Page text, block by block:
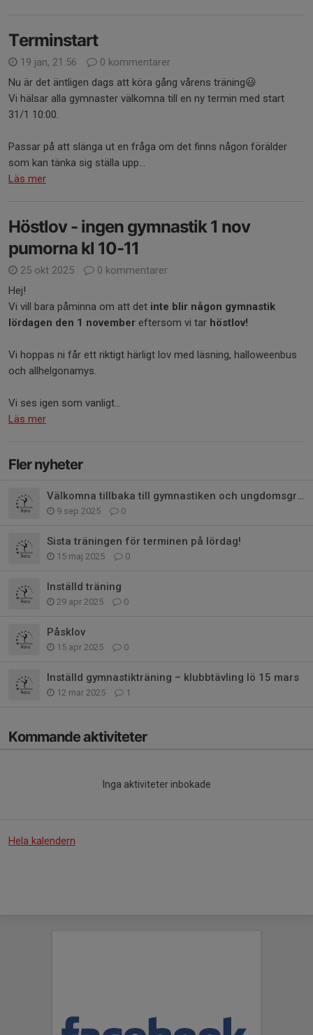
Terminstart
19 jan, 21:56
0 kommentarer
Nu är det äntligen dags att köra gång vårens träning😃
Vi hälsar alla gymnaster välkomna till en ny termin med start
31/1 10:00.
Passar på att slänga ut en fråga om det finns någon förälder
som kan tänka sig ställa upp...
Läs mer
Höstlov - ingen gymnastik 1 nov
pumorna kl 10-11
25 okt 2025
0 kommentarer
Hej!
Vi vill bara påminna om att det inte blir någon gymnastik
lördagen den 1 november eftersom vi tar höstlov!
Vi hoppas ni får ett riktigt härligt lov med läsning, halloweenbus
och allhelgonamys.
Vi ses igen som vanligt...
Läs mer
Fler nyheter
Välkomna tillbaka till gymnastiken och ungdomsgruppen Pumorna!
9 sep 2025 0
Sista träningen för terminen på lördag!
15 maj 2025 0
Inställd träning
29 apr 2025 0
Påsklov
15 apr 2025 0
Inställd gymnastikträning – klubbtävling lö 15 mars
12 mar 2025 1
Kommande aktiviteter
Inga aktiviteter inbokade
Hela kalendern